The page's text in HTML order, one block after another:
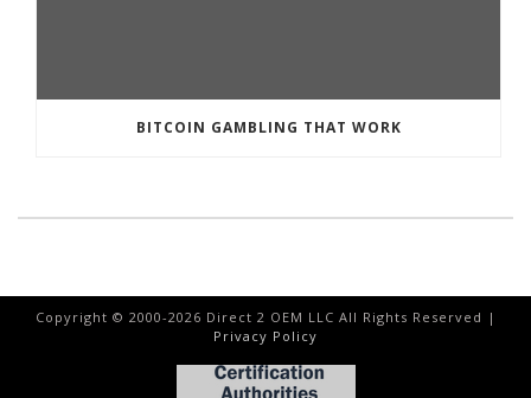
BITCOIN GAMBLING THAT WORK
Copyright © 2000-2026 Direct 2 OEM LLC All Rights Reserved |
Privacy Policy